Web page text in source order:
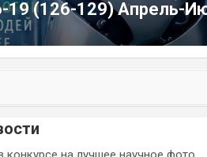
19 (126-129) Апрель-